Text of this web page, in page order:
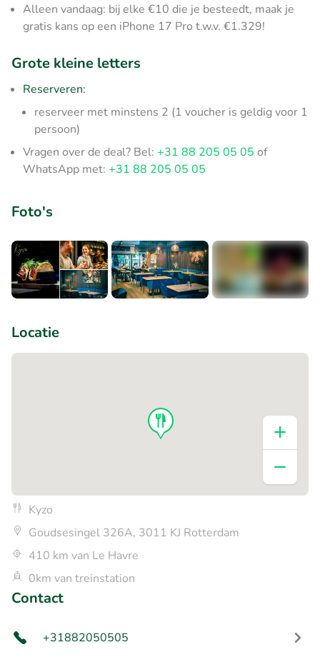
Alleen vandaag: bij elke €10 die je besteedt, maak je
gratis kans op een iPhone 17 Pro t.w.v. €1.329!
Grote kleine letters
Reserveren:
reserveer met minstens 2 (1 voucher is geldig voor 1
persoon)
Vragen over de deal? Bel: +31 88 205 05 05 of
WhatsApp met: +31 88 205 05 05
Foto's
Locatie
Kyzo
Goudsesingel 326A, 3011 KJ Rotterdam
410 km van Le Havre
0km van treinstation
Contact
+31882050505